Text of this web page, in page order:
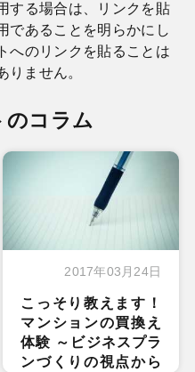
する場合は、リンクを貼
であることを明らかにし
へのリンクを貼ることは
りません。
のコラム
2017年03月24日
こっそり教えます！
マンションの買換え
体験 ～ビジネスプラ
ンづくりの視点から